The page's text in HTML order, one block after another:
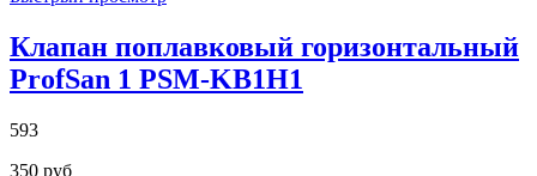
Клапан поплавковый горизонтальный
ProfSan 1 PSM-KB1H1
593
350 руб